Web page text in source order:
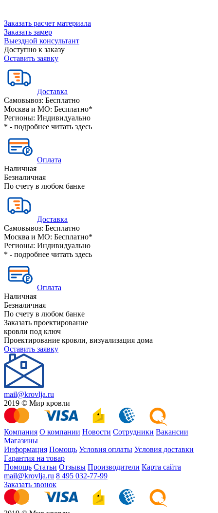
Заказать расчет материала
Заказать замер
Выездной консультант
Доступно к заказу
Оставить заявку
Доставка
Самовывоз: Бесплатно
Москва и МО: Бесплатно*
Регионы: Индивидуально
* - подробнее читать здесь
Оплата
Наличная
Безналичная
По счету в любом банке
Доставка
Самовывоз: Бесплатно
Москва и МО: Бесплатно*
Регионы: Индивидуально
* - подробнее читать здесь
Оплата
Наличная
Безналичная
По счету в любом банке
Заказать проектирование
кровли под ключ
Проектирование кровли, визуализация дома
Оставить заявку
mail@krovlja.ru
2019 © Мир кровли
Компания О компании Новости Сотрудники Вакансии
Магазины
Информация Помощь Условия оплаты Условия доставки
Гарантия на товар
Помощь Статьи Отзывы Производители Карта сайта
mail@krovlja.ru 8 495 032-77-99
Заказать звонок